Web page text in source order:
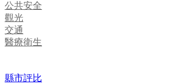
公共安全
觀光
交通
醫療衛生
縣市評比